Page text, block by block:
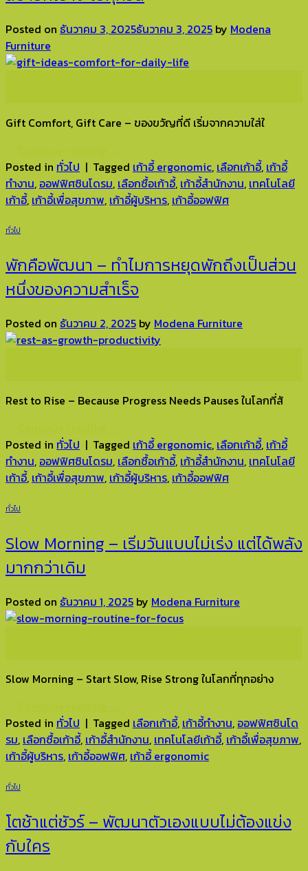
Posted on ธันวาคม 3, 2025ธันวาคม 3, 2025 by Modena
Furniture
Gift Comfort, Gift Care – ของขวัญที่ดี เริ่มจากความใส่ใ
Posted in ทั่วไป | Tagged เก้าอี้ ergonomic, เลือกเก้าอี้, เก้าอี้
ทำงาน, ออฟฟิศซินโดรม, เลือกซื้อเก้าอี้, เก้าอี้สำนักงาน, เทคโนโลยี
เก้าอี้, เก้าอี้เพื่อสุขภาพ, เก้าอี้ผู้บริหาร, เก้าอี้ออฟฟิศ
ทั่วไป
พักคือพัฒนา – ทำไมการหยุดพักถึงเป็นส่วน
หนึ่งของความสำเร็จ
Posted on ธันวาคม 2, 2025 by Modena Furniture
Rest to Rise – Because Progress Needs Pauses ในโลกที่สั
Posted in ทั่วไป | Tagged เก้าอี้ ergonomic, เลือกเก้าอี้, เก้าอี้
ทำงาน, ออฟฟิศซินโดรม, เลือกซื้อเก้าอี้, เก้าอี้สำนักงาน, เทคโนโลยี
เก้าอี้, เก้าอี้เพื่อสุขภาพ, เก้าอี้ผู้บริหาร, เก้าอี้ออฟฟิศ
ทั่วไป
Slow Morning – เริ่มวันแบบไม่เร่ง แต่ได้พลัง
มากกว่าเดิม
Posted on ธันวาคม 1, 2025 by Modena Furniture
Slow Morning – Start Slow, Rise Strong ในโลกที่ทุกอย่าง
Posted in ทั่วไป | Tagged เลือกเก้าอี้, เก้าอี้ทำงาน, ออฟฟิศซินโด
รม, เลือกซื้อเก้าอี้, เก้าอี้สำนักงาน, เทคโนโลยีเก้าอี้, เก้าอี้เพื่อสุขภาพ,
เก้าอี้ผู้บริหาร, เก้าอี้ออฟฟิศ, เก้าอี้ ergonomic
ทั่วไป
โตช้าแต่ชัวร์ – พัฒนาตัวเองแบบไม่ต้องแข่ง
กับใคร